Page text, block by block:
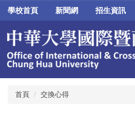
跳
要
容
學校首頁 新聞網 招生資訊
首頁 交換心得